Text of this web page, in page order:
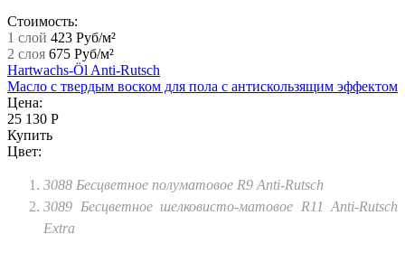
Стоимость:
1 слой 423 Руб/м²
2 слоя 675 Руб/м²
Hartwachs-Öl Anti-Rutsch
Масло с твердым воском для пола с антискользящим эффектом
Цена:
25 130 Р
Купить
Цвет:
3088 Бесцветное полуматовое R9 Anti-Rutsch
3089 Бесцветное шелковисто-матовое R11 Anti-Rutsch
Extra